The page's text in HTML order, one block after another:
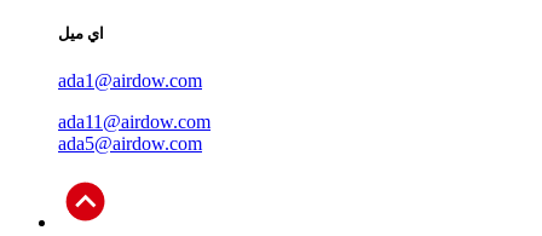
اي ميل
ada1@airdow.com
ada11@airdow.com
ada5@airdow.com